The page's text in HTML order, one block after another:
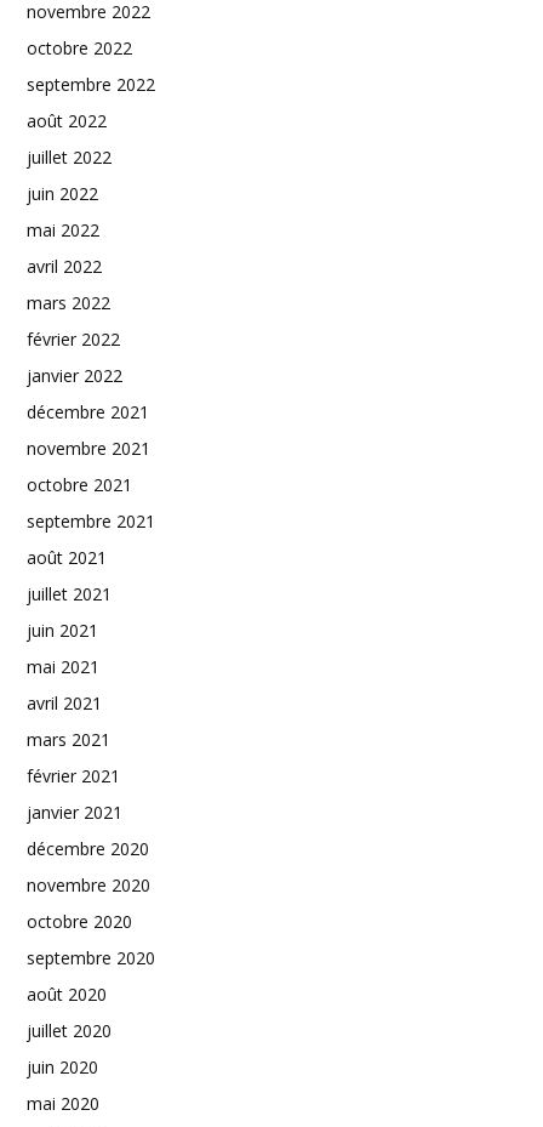
novembre 2022
octobre 2022
septembre 2022
août 2022
juillet 2022
juin 2022
mai 2022
avril 2022
mars 2022
février 2022
janvier 2022
décembre 2021
novembre 2021
octobre 2021
septembre 2021
août 2021
juillet 2021
juin 2021
mai 2021
avril 2021
mars 2021
février 2021
janvier 2021
décembre 2020
novembre 2020
octobre 2020
septembre 2020
août 2020
juillet 2020
juin 2020
mai 2020